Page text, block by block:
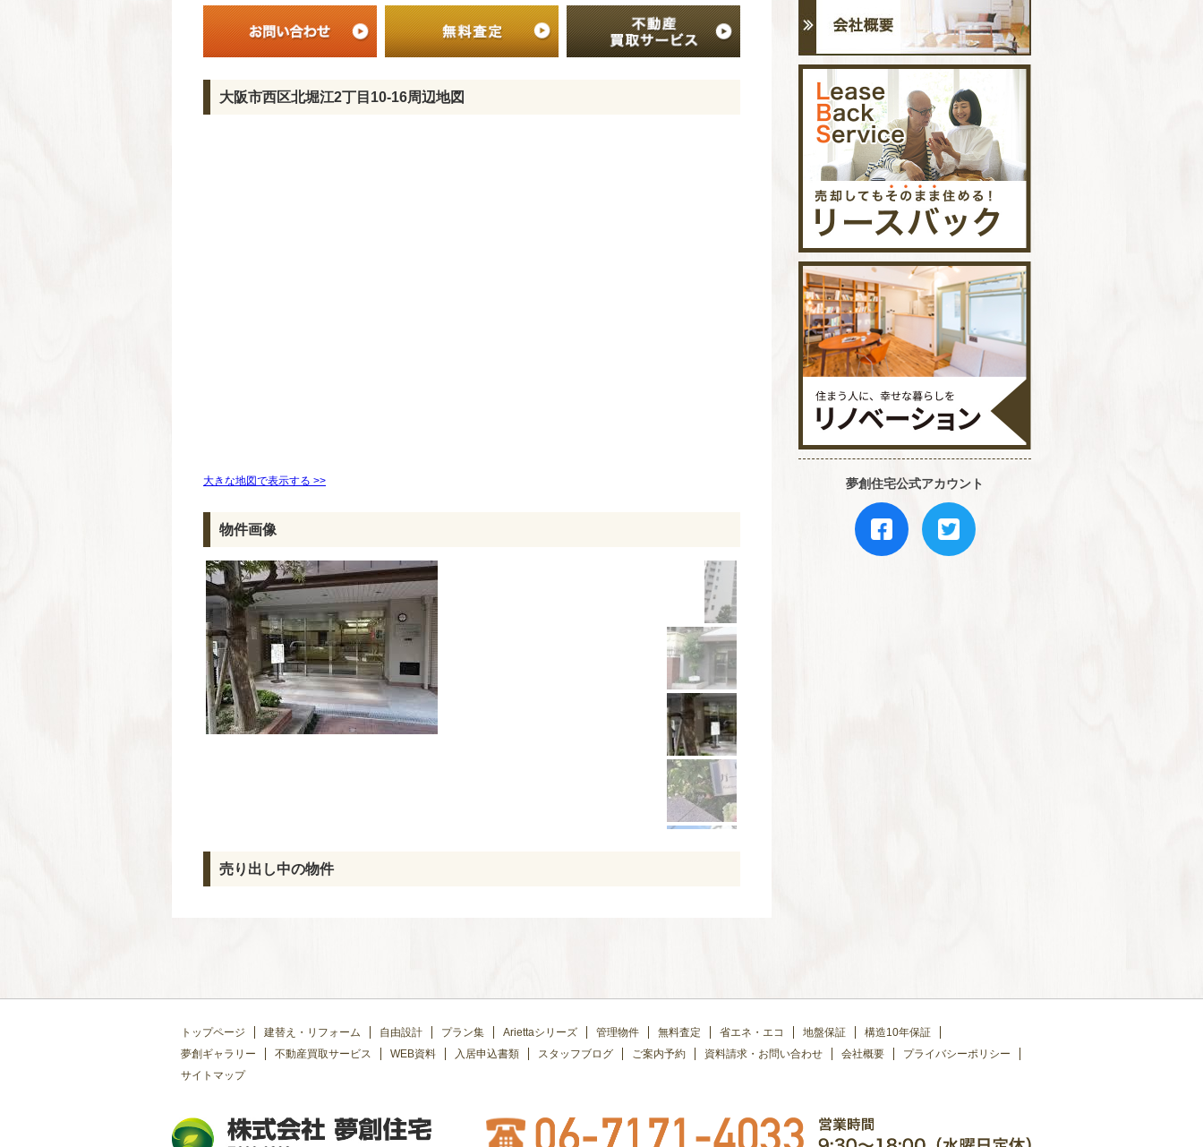
大阪市西区北堀江2丁目10-16周辺地図
大きな地図で表示する >>
物件画像
売り出し中の物件
夢創住宅公式アカウント
トップページ 建替え・リフォーム 自由設計 プラン集 Ariettaシリーズ 管理物件 無料査定 省エネ・エコ 地盤保証
構造10年保証
夢創ギャラリー
不動産買取サービス WEB資料 入居申込書類 スタッフブログ ご案内予約 資料請求・お問い合わせ 会社概要
プライバシーポリシー
サイトマップ